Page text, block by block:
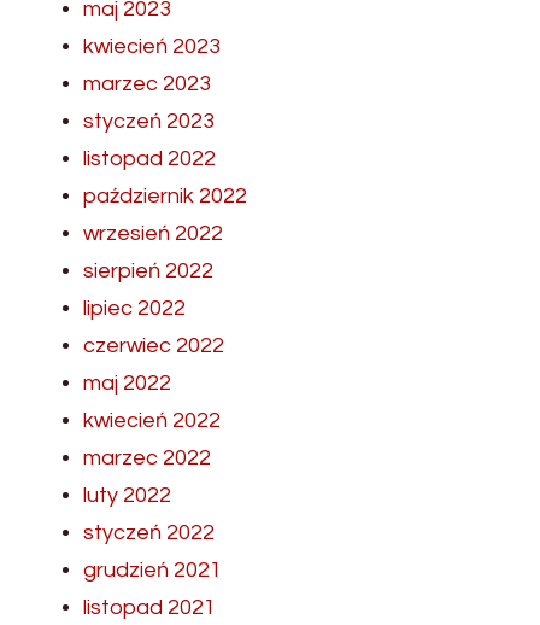
maj 2023
kwiecień 2023
marzec 2023
styczeń 2023
listopad 2022
październik 2022
wrzesień 2022
sierpień 2022
lipiec 2022
czerwiec 2022
maj 2022
kwiecień 2022
marzec 2022
luty 2022
styczeń 2022
grudzień 2021
listopad 2021